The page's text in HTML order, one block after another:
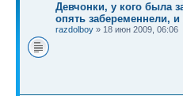
Девчонки, у кого была
опять забеременнели,
razdolboy » 18 июн 2009, 06:06